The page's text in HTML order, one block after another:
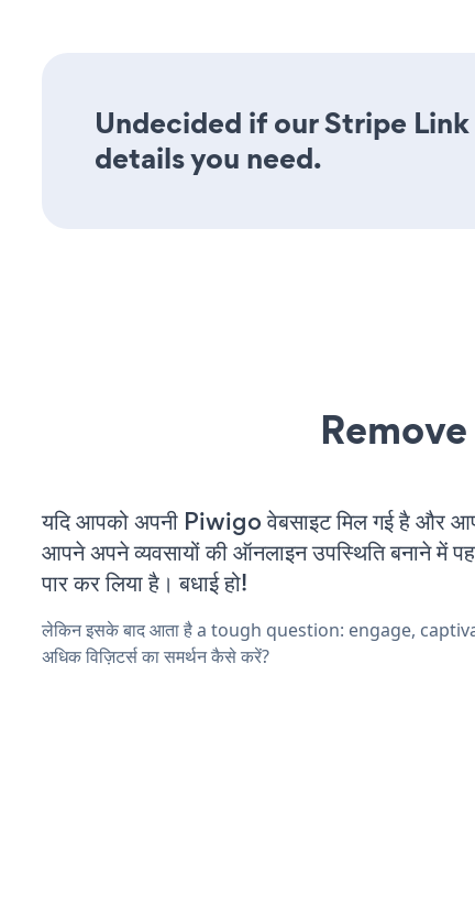
Undecided if our Stripe
details you need.
यदि आपको अपनी Piwigo वेबसाइट मिल गई है और
आपने अपने व्यवसायों की ऑनलाइन उपस्थिति बनाने में
पार कर लिया है। बधाई हो!
लेकिन इसके बाद आता है a tough question: engage,
अधिक विज़िटर्स का समर्थन कैसे करें?